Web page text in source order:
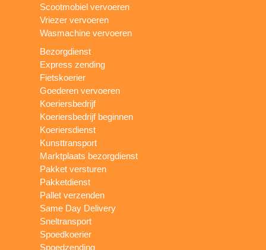
Scootmobiel vervoeren
Vriezer vervoeren
Wasmachine vervoeren
Bezorgdienst
Express zending
Fietskoerier
Goederen vervoeren
Koeriersbedrijf
Koeriersbedrijf beginnen
Koeriersdienst
Kunsttransport
Marktplaats bezorgdienst
Pakket versturen
Pakketdienst
Pallet verzenden
Same Day Delivery
Sneltransport
Spoedkoerier
Spoedzending